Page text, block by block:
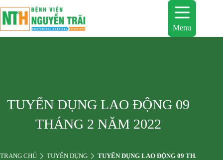
đến
phần
nội
dung
Menu
TUYỂN DỤNG LAO ĐỘNG 09
THÁNG 2 NĂM 2022
TRANG CHỦ TUYỂN DỤNG TUYỂN DỤNG LAO ĐỘNG 09 THÁNG 2